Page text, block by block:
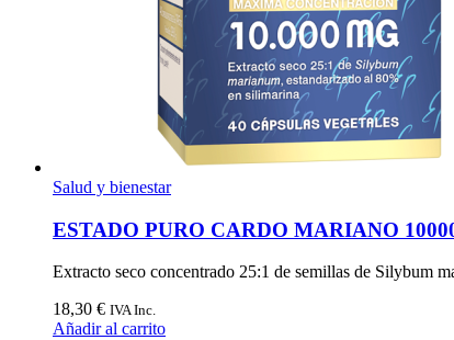
Salud y bienestar
ESTADO PURO CARDO MARIANO
Extracto seco concentrado 25:1 de semillas de Silybum
18,30 € IVA Inc.
Añadir al carrito